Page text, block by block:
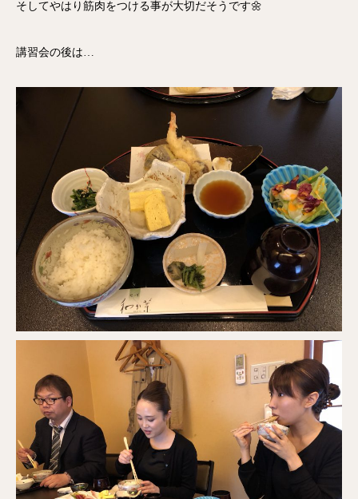
そしてやはり筋肉をつける事が大切だそうです🌼
講習会の後は…